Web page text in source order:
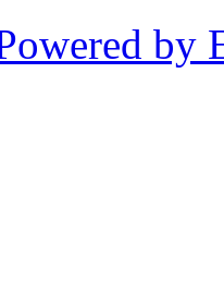
by